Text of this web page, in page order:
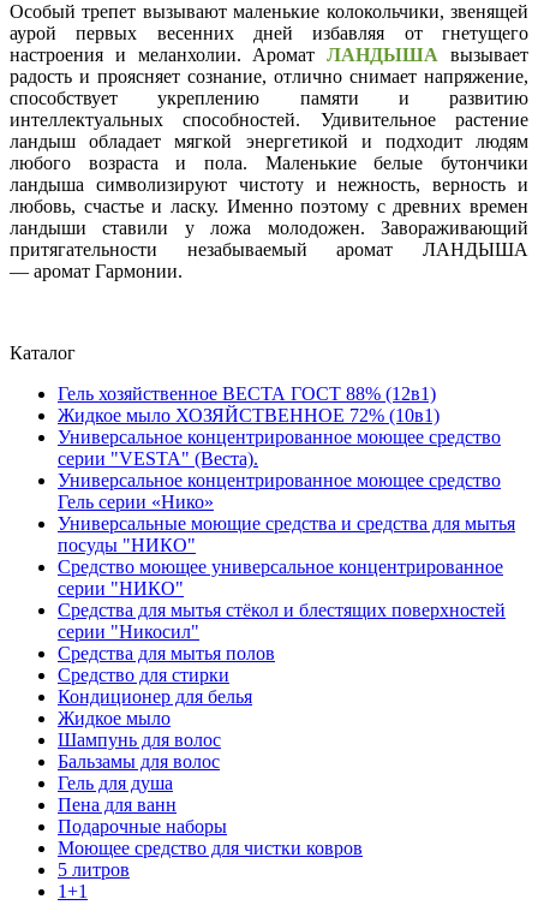
Особый трепет вызывают маленькие колокольчики, звенящей
аурой первых весенних дней избавляя от гнетущего
настроения и меланхолии. АроматЛАНДЫША вызывает
радость и проясняет сознание, отлично снимает напряжение,
способствует укреплению памяти и развитию
интеллектуальных способностей. Удивительное растение
ландыш обладает мягкой энергетикой и подходит людям
любого возраста и пола. Маленькие белые бутончики
ландыша символизируют чистоту и нежность, верность и
любовь, счастье и ласку. Именно поэтому с древних времен
ландыши ставили у ложа молодожен. Завораживающий
притягательности незабываемый аромат ЛАНДЫША
— аромат Гармонии.
Каталог
Гель хозяйственное ВЕСТА ГОСТ 88% (12в1)
Жидкое мыло ХОЗЯЙСТВЕННОЕ 72% (10в1)
Универсальное концентрированное моющее средство
серии "VESTA" (Веста).
Универсальное концентрированное моющее средство
Гель серии «Нико»
Универсальные моющие средства и средства для мытья
посуды "НИКО"
Средство моющее универсальное концентрированное
серии "НИКО"
Средства для мытья стёкол и блестящих поверхностей
серии "Никосил"
Средства для мытья полов
Средство для стирки
Кондиционер для белья
Жидкое мыло
Шампунь для волос
Бальзамы для волос
Гель для душа
Пена для ванн
Подарочные наборы
Моющее средство для чистки ковров
5 литров
1+1